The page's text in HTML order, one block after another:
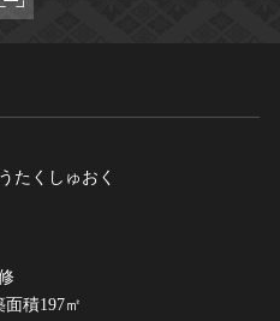
サイトのご意見はこちら
たくしゅおく
積197㎡